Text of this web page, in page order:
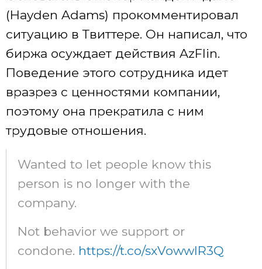
(Hayden Adams) прокомментировал
ситуацию в Твиттере. Он написал, что
биржа осуждает действия AzFlin.
Поведение этого сотрудника идет
вразрез с ценностями компании,
поэтому она прекратила с ним
трудовые отношения.
Wanted to let people know this
person is no longer with the
company.
Not behavior we support or
condone. https://t.co/sxVowwIR3Q